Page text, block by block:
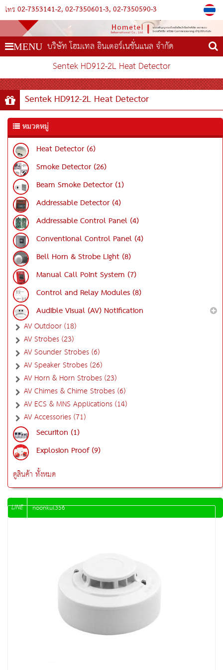
โทร 02-7353141-2 02-7350601-3 02-7350590-3
MENU บริษัท โฮมเทล อินเตอร์เนชั่นแนล จำกัด
Sentek HD912-2L Heat Detector
Sentek HD912-2L Heat Detector
หมวดหมู่
Heat Detector (6)
Smoke Detector (26)
Beam Smoke Detector (1)
Addressable Detector (4)
Addressable Control Panel (4)
Conventional Control Panel (4)
Bell Horn & Strobe Light (8)
Manual Call Point System (7)
Control and Relay Modules (8)
Audible Visual (AV) Notification
AV Outdoor (18)
AV Strobes (23)
AV Sounder Strobes (6)
AV Speaker Strobes (26)
AV Horn & Horn Strobes (23)
AV Chimes & Chime Strobes (6)
AV ECS & MNS Applications (14)
AV Accessories (71)
Securiton (1)
Explosion Proof (9)
ดูสินค้า ทั้งหมด
LINE noonkul356